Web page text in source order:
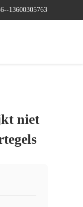
13600305763
niet